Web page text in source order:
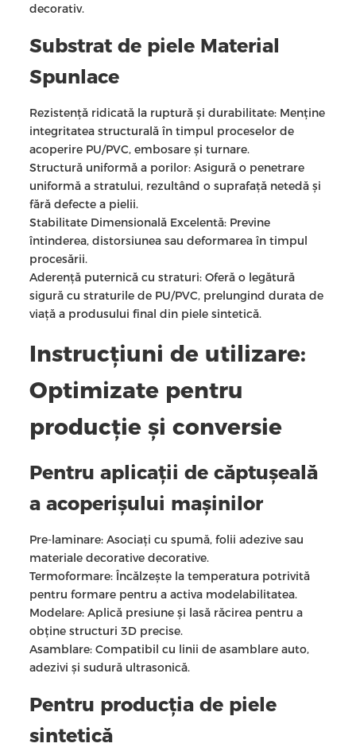
decorativ.
Substrat de piele Material
Spunlace
Rezistență ridicată la ruptură și durabilitate: Menține
integritatea structurală în timpul proceselor de
acoperire PU/PVC, embosare și turnare.
Structură uniformă a porilor: Asigură o penetrare
uniformă a stratului, rezultând o suprafață netedă și
fără defecte a pielii.
Stabilitate Dimensională Excelentă: Previne
întinderea, distorsiunea sau deformarea în timpul
procesării.
Aderență puternică cu straturi: Oferă o legătură
sigură cu straturile de PU/PVC, prelungind durata de
viață a produsului final din piele sintetică.
Instrucțiuni de utilizare:
Optimizate pentru
producție și conversie
Pentru aplicații de căptușeală
a acoperișului mașinilor
Pre-laminare: Asociați cu spumă, folii adezive sau
materiale decorative decorative.
Termoformare: Încălzește la temperatura potrivită
pentru formare pentru a activa modelabilitatea.
Modelare: Aplică presiune și lasă răcirea pentru a
obține structuri 3D precise.
Asamblare: Compatibil cu linii de asamblare auto,
adezivi și sudură ultrasonică.
Pentru producția de piele
sintetică